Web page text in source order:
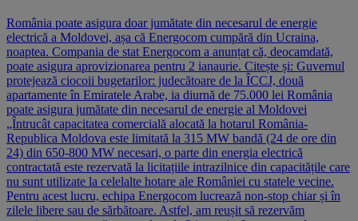
România poate asigura doar jumătate din necesarul de energie
electrică a Moldovei, așa că Energocom cumpără din Ucraina,
noaptea. Compania de stat Energocom a anunțat că, deocamdată,
poate asigura aprovizionarea pentru 2 ianaurie. Citește și: Guvernul
protejează ciocoii bugetarilor: judecătoare de la ÎCCJ, două
apartamente în Emiratele Arabe, ia diurnă de 75.000 lei România
poate asigura jumătate din necesarul de energie al Moldovei
„Întrucât capacitatea comercială alocată la hotarul România-
Republica Moldova este limitată la 315 MW bandă (24 de ore din
24) din 650-800 MW necesari, o parte din energia electrică
contractată este rezervată la licitațiile intrazilnice din capacitățile care
nu sunt utilizate la celelalte hotare ale României cu statele vecine.
Pentru acest lucru, echipa Energocom lucrează non-stop chiar și în
zilele libere sau de sărbătoare. Astfel, am reușit să rezervăm